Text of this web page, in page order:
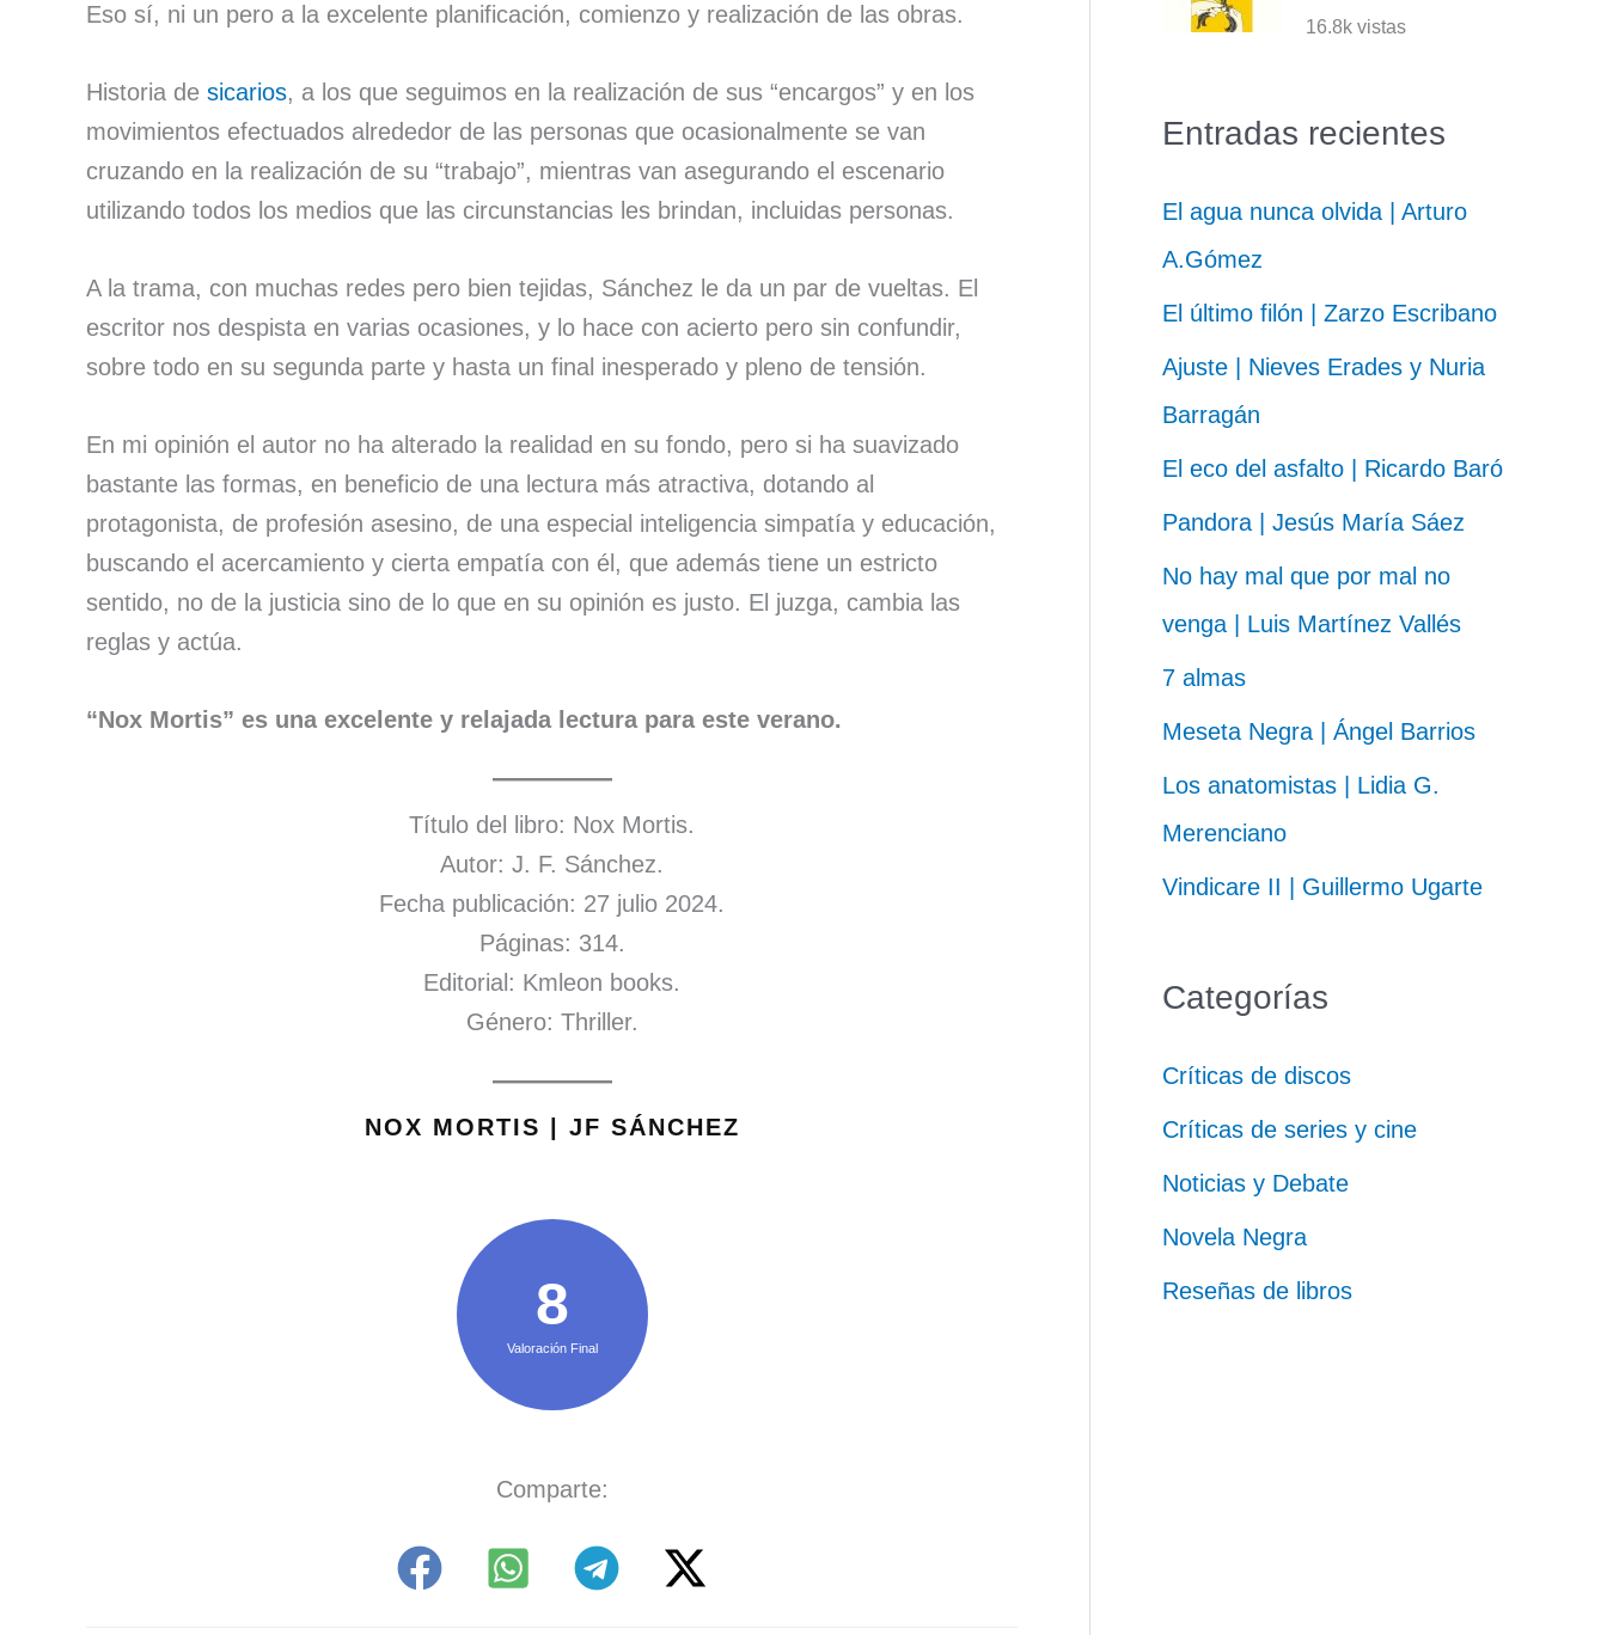
Eso sí, ni un pero a la excelente planificación, comienzo y realización de las obras.
Historia de sicarios, a los que seguimos en la realización de sus “encargos” y en los
movimientos efectuados alrededor de las personas que ocasionalmente se van
cruzando en la realización de su “trabajo”, mientras van asegurando el escenario
utilizando todos los medios que las circunstancias les brindan, incluidas personas.
A la trama, con muchas redes pero bien tejidas, Sánchez le da un par de vueltas. El
escritor nos despista en varias ocasiones, y lo hace con acierto pero sin confundir,
sobre todo en su segunda parte y hasta un final inesperado y pleno de tensión.
En mi opinión el autor no ha alterado la realidad en su fondo, pero si ha suavizado
bastante las formas, en beneficio de una lectura más atractiva, dotando al
protagonista, de profesión asesino, de una especial inteligencia simpatía y educación,
buscando el acercamiento y cierta empatía con él, que además tiene un estricto
sentido, no de la justicia sino de lo que en su opinión es justo. El juzga, cambia las
reglas y actúa.
“Nox Mortis” es una excelente y relajada lectura para este verano.
Título del libro: Nox Mortis.
Autor: J. F. Sánchez.
Fecha publicación: 27 julio 2024.
Páginas: 314.
Editorial: Kmleon books.
Género: Thriller.
NOX MORTIS | JF SÁNCHEZ
8
Valoración Final
Comparte:
16.8k vistas
Entradas recientes
El agua nunca olvida | Arturo
A.Gómez
El último filón | Zarzo Escribano
Ajuste | Nieves Erades y Nuria
Barragán
El eco del asfalto | Ricardo Baró
Pandora | Jesús María Sáez
No hay mal que por mal no
venga | Luis Martínez Vallés
7 almas
Meseta Negra | Ángel Barrios
Los anatomistas | Lidia G.
Merenciano
Vindicare II | Guillermo Ugarte
Categorías
Críticas de discos
Críticas de series y cine
Noticias y Debate
Novela Negra
Reseñas de libros